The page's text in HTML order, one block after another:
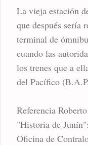
La vieja estación
que después sería
terminal de
cuando las
los trenes que a
del Pacífico
Referencia
"Historia de
Oficina de